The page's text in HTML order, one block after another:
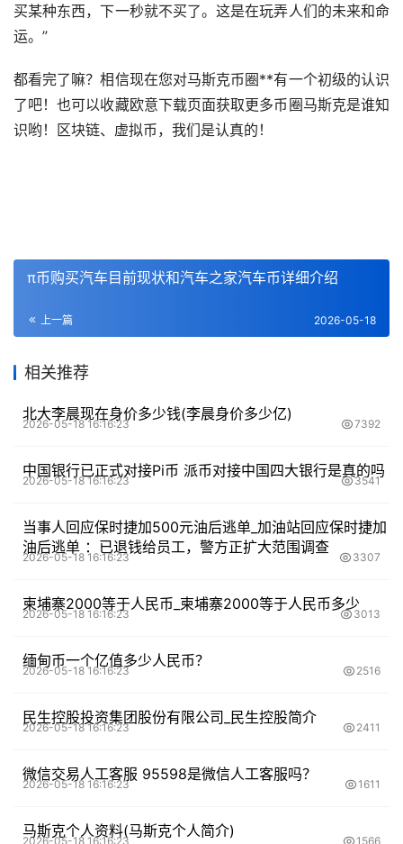
买某种东西，下一秒就不买了。这是在玩弄人们的未来和命
运。”
都看完了嘛？相信现在您对马斯克币圈**有一个初级的认识
了吧！也可以收藏欧意下载页面获取更多币圈马斯克是谁知
识哟！区块链、虚拟币，我们是认真的！
π币购买汽车目前现状和汽车之家汽车币详细介绍
上一篇 2026-05-18
相关推荐
北大李晨现在身价多少钱(李晨身价多少亿)
2026-05-18 16:16:23 7392
中国银行已正式对接Pi币 派币对接中国四大银行是真的吗
2026-05-18 16:16:23 3541
当事人回应保时捷加500元油后逃单_加油站回应保时捷加
油后逃单 ：已退钱给员工，警方正扩大范围调查
2026-05-18 16:16:23 3307
柬埔寨2000等于人民币_柬埔寨2000等于人民币多少
2026-05-18 16:16:23 3013
缅甸币一个亿值多少人民币？
2026-05-18 16:16:23 2516
民生控股投资集团股份有限公司_民生控股简介
2026-05-18 16:16:23 2411
微信交易人工客服 95598是微信人工客服吗？
2026-05-18 16:16:23 1611
马斯克个人资料(马斯克个人简介)
2026-05-18 16:16:23 1566